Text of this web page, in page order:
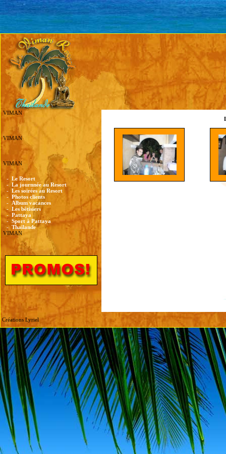
VIMAN
VIMAN
VIMAN
- Le Resort
- La journnée au Resort
- Les soirées au Resort
- Photos clients
- Album vacances
- Les bêtisiers
- Pattaya
- Sport à Pattaya
-Thailande
VIMAN
Créations Lyriel